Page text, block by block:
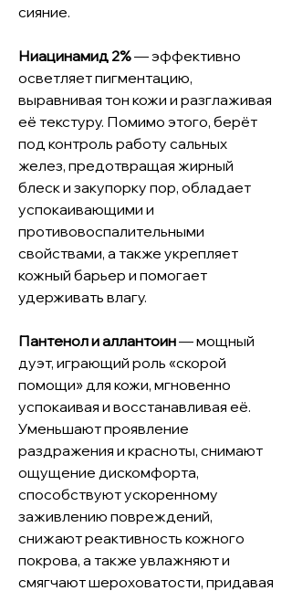
сияние.
Ниацинамид 2%— эффективно
осветляет пигментацию,
выравнивая тон кожи и разглаживая
её текстуру. Помимо этого, берёт
под контроль работу сальных
желез, предотвращая жирный
блеск и закупорку пор, обладает
успокаивающими и
противовоспалительными
свойствами, а также укрепляет
кожный барьер и помогает
удерживать влагу.
Пантенол и аллантоин— мощный
дуэт, играющий роль «скорой
помощи» для кожи, мгновенно
успокаивая и восстанавливая её.
Уменьшают проявление
раздражения и красноты, снимают
ощущение дискомфорта,
способствуют ускоренному
заживлению повреждений,
снижают реактивность кожного
покрова, а также увлажняют и
смягчают шероховатости, придавая